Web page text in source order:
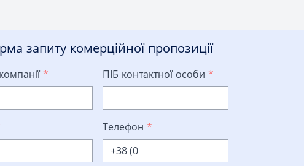
запиту комерційної пропозиції
* ПІБ контактної особи *
Телефон *